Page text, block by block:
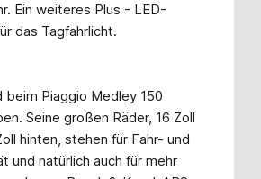
Ein weiteres Plus - LED-
das Tagfahrlicht.
beim Piaggio Medley 150
Seine großen Räder, 16 Zoll
hinten, stehen für Fahr- und
und natürlich auch für mehr